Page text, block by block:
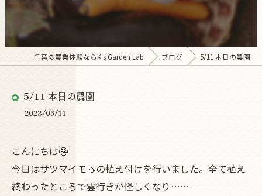
千葉の農業体験ならK's Garden Lab ブログ 5/11 本日の農園
5/11 本日の農園
2023/05/11
こんにちは🤥
今日はサツマイモ🍠の植え付けを行いました。全て植え
終わったところで雲行きが怪しくなり……